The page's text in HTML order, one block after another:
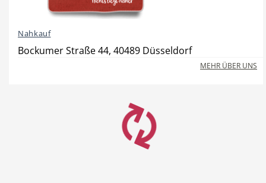
Nahkauf
Bockumer Straße 44, 40489 Düsseldorf
MEHR ÜBER UNS